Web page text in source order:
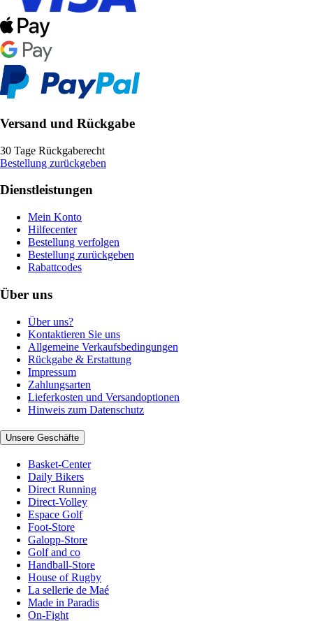
Versand und Rückgabe
30 Tage Rückgaberecht
Bestellung zurückgeben
Dienstleistungen
Mein Konto
Hilfecenter
Bestellung verfolgen
Bestellung zurückgeben
Rabattcodes
Über uns
Über uns?
Kontaktieren Sie uns
Allgemeine Verkaufsbedingungen
Rückgabe & Erstattung
Impressum
Zahlungsarten
Lieferkosten und Versandoptionen
Hinweis zum Datenschutz
Unsere Geschäfte
Basket-Center
Daily Bikers
Direct Running
Direct-Volley
Espace Golf
Foot-Store
Galopp-Store
Golf and co
Handball-Store
House of Rugby
La sellerie de Maé
Made in Paradis
On-Fight